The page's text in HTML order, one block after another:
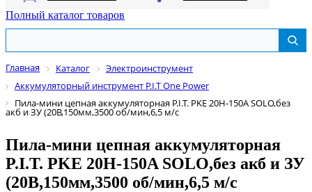
Полный каталог товаров
Главная Каталог
Электроинструмент
Аккумуляторный инструмент P.I.T One Power
Пила-мини цепная аккумуляторная P.I.T. PKE 20H-150A SOLO,без
акб и ЗУ (20В,150мм,3500 об/мин,6,5 м/с
Пила-мини цепная аккумуляторная
P.I.T. PKE 20H-150A SOLO,без акб и ЗУ
(20В,150мм,3500 об/мин,6,5 м/с